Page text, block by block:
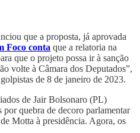
que a proposta, já aprovada
Foco conta que a relatoria na
que o projeto possa ir à sanção
volte à Câmara dos Deputados”,
de 8 de janeiro de 2023.
de Jair Bolsonaro (PL)
por quebra de decoro parlamentar
Motta à presidência. Agora, os